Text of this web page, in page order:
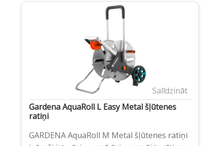
Salīdzināt
Gardena AquaRoll L Easy Metal šļūtenes
ratiņi
GARDENA AquaRoll M Metal šļūtenes ratiņi